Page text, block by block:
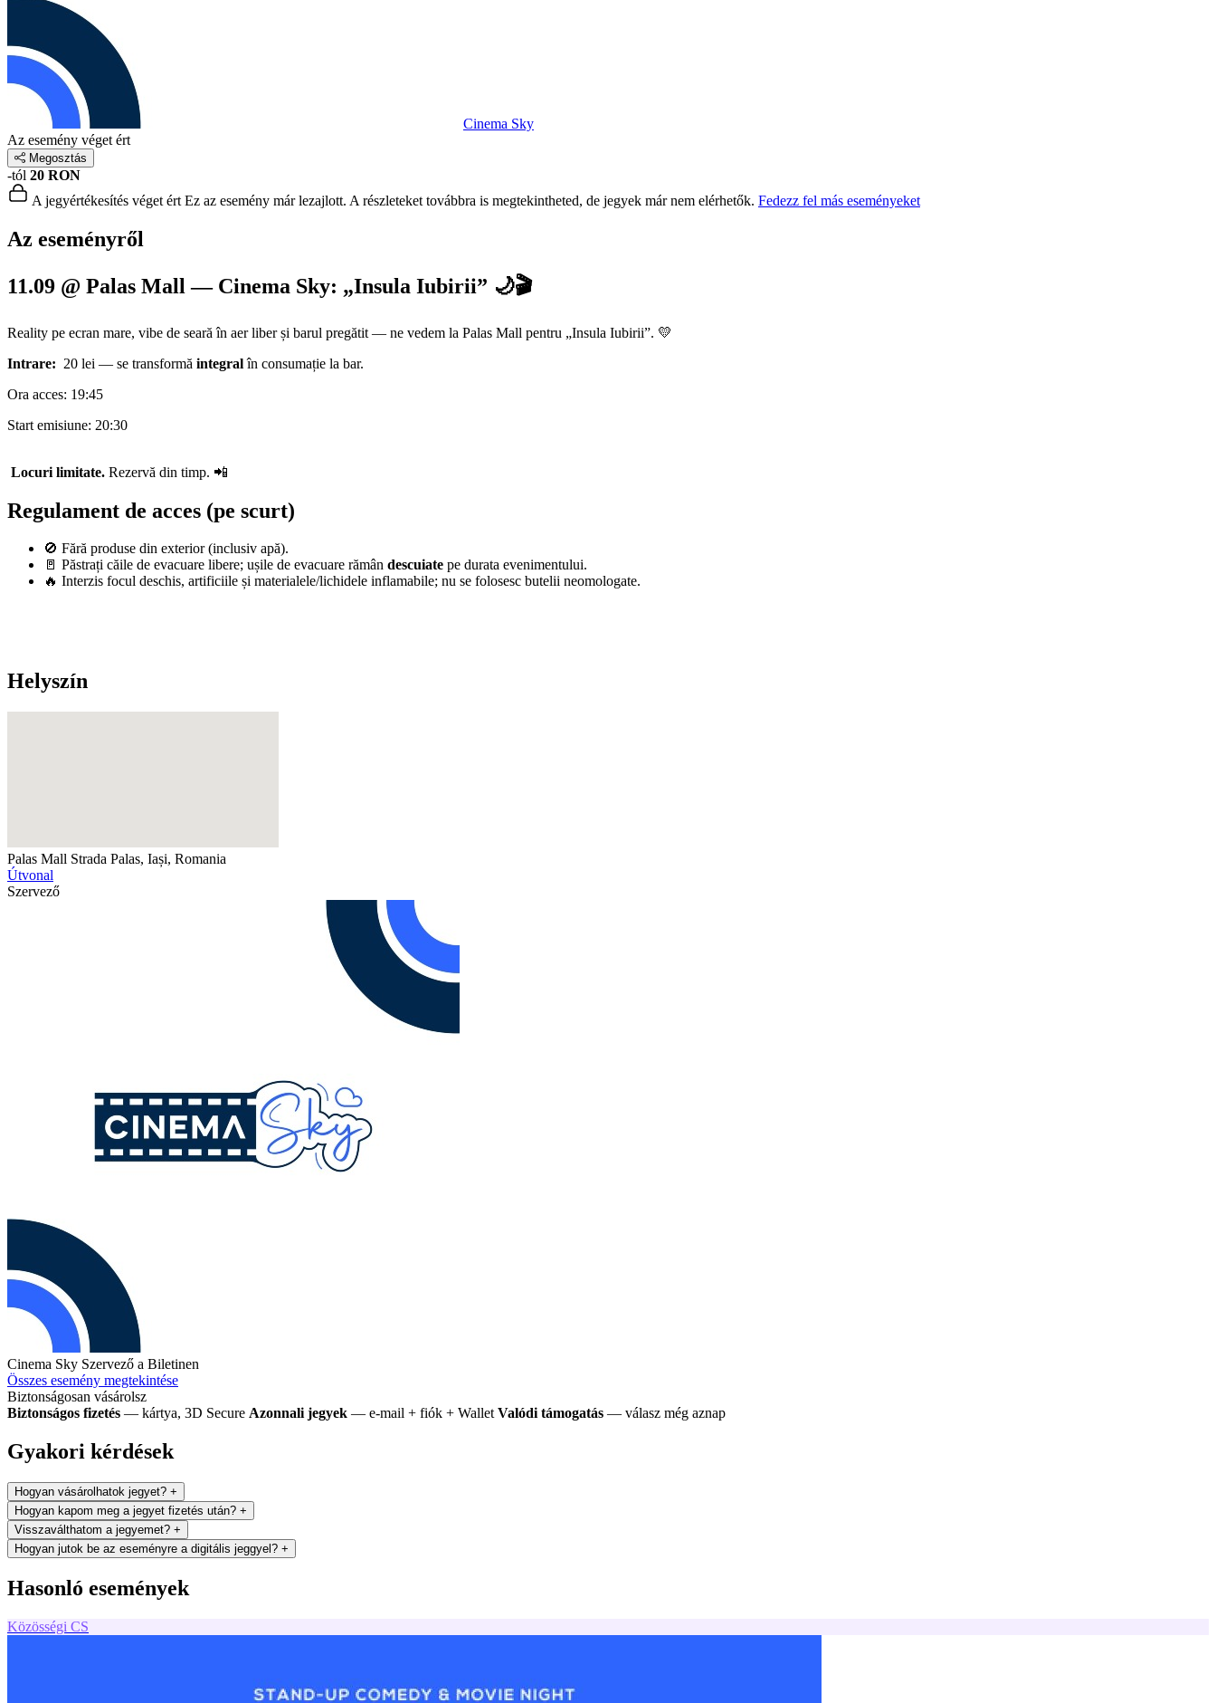
Cinema Sky
Az esemény véget ért
Megosztás
-tól 20 RON
A jegyértékesítés véget ért Ez az esemény már lezajlott. A részleteket továbbra is megtekintheted, de jegyek már nem elérhetők. Fedezz fel más eseményeket
Az eseményről
11.09 @ Palas Mall — Cinema Sky: „Insula Iubirii” 🌙🎬
Reality pe ecran mare, vibe de seară în aer liber și barul pregătit — ne vedem la Palas Mall pentru „Insula Iubirii”. 💛
Intrare: 20 lei — se transformă integralîn consumație la bar.
Ora acces: 19:45
Start emisiune: 20:30
Locuri limitate. Rezervă din timp. 📲
Regulament de acces (pe scurt)
🚫 Fără produse din exterior (inclusiv apă).
🚪 Păstrați căile de evacuare libere; ușile de evacuare rămân descuiate pe durata evenimentului.
🔥 Interzis focul deschis, artificiile și materialele/lichidele inflamabile; nu se folosesc butelii neomologate.
Helyszín
Palas Mall Strada Palas, Iași, Romania
Útvonal
Szervező
Cinema Sky Szervező a Biletinen
Összes esemény megtekintése
Biztonságosan vásárolsz
Biztonságos fizetés — kártya, 3D Secure Azonnali jegyek — e-mail + fiók + Wallet Valódi támogatás — válasz még aznap
Gyakori kérdések
Hogyan vásárolhatok jegyet? +
Hogyan kapom meg a jegyet fizetés után? +
Visszaválthatom a jegyemet? +
Hogyan jutok be az eseményre a digitális jeggyel? +
Hasonló események
Közösségi CS